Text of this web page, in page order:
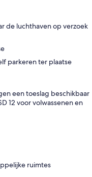
de luchthaven op verzoek
parkeren ter plaatse
een toeslag beschikbaar
12 voor volwassenen en
ruimtes